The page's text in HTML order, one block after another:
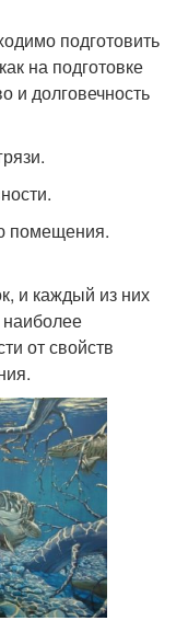
подготовить
на подготовке
и долговечность
помещения.
и каждый из них
от свойств